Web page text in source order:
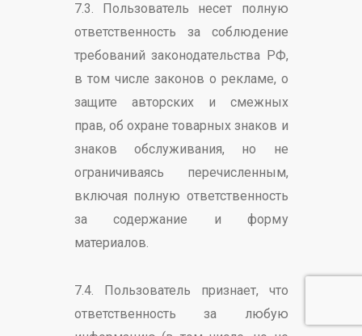
7.3. Пользователь несет полную
ответственность за соблюдение
требований законодательства РФ,
в том числе законов о рекламе, о
защите авторских и смежных
прав, об охране товарных знаков и
знаков обслуживания, но не
ограничиваясь перечисленным,
включая полную ответственность
за содержание и форму
материалов.
7.4. Пользователь признает, что
ответственность за любую